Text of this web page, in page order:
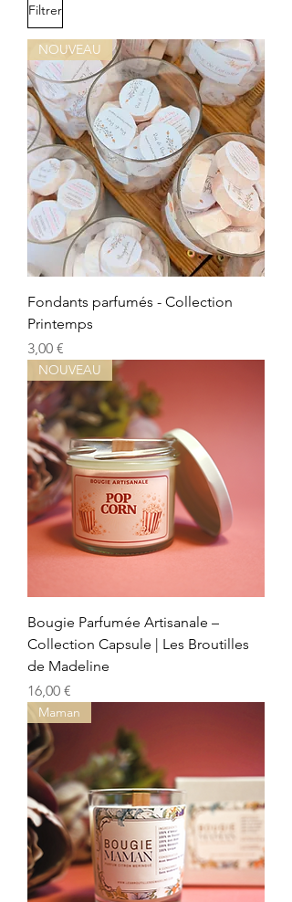
Filtrer
NOUVEAU
Fondants parfumés - Collection
Printemps
Prix
3,00 €
NOUVEAU
Bougie Parfumée Artisanale –
Collection Capsule | Les Broutilles
de Madeline
Prix
16,00 €
Maman